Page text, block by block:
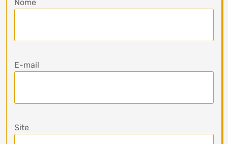
Nome
E-mail
Site